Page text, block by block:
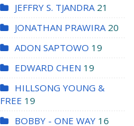
JEFFRY S. TJANDRA 21
JONATHAN PRAWIRA 20
ADON SAPTOWO 19
EDWARD CHEN 19
HILLSONG YOUNG &
FREE 19
BOBBY - ONE WAY 16